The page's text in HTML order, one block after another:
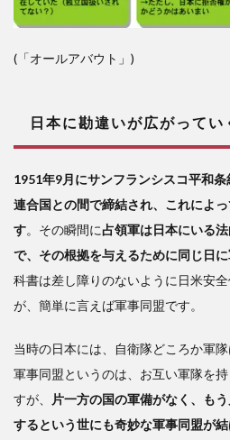
(「オールアバウト」)
日本に勘違いが広がってい
1951年9月にサンフランシスコ平和
連合国との間で締結され、これによ
す。その瞬間に占領軍は日本にいる
で、その根拠を与えるために同じ日
科書は差し障りのないように日米安
が、簡単に言えば軍事同盟です。
当時の日本には、自衛隊どころか軍隊
軍事同盟というのは、お互い軍隊を
すが、
片一方の国の軍備がなく、も
するという世にも奇妙な軍事同盟が